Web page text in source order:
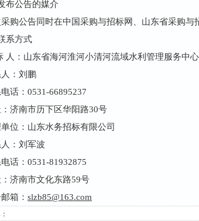
布公告的媒介
购公告同时在中国采购与招标网、山东省采购与
系方式
人：山东省海河淮河小清河流域水利管理服务中心
：刘鹏
话：0531-66895237
济南市历下区华阳路30号
位：山东水务招标有限公司
：刘军波
话：0531-81932875
济南市文化东路59号
箱： slzb85@163.com